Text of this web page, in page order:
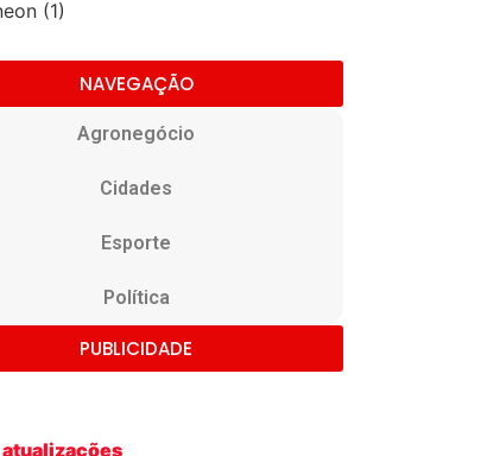
NAVEGAÇÃO
Agronegócio
Cidades
Esporte
Política
PUBLICIDADE
atualizações